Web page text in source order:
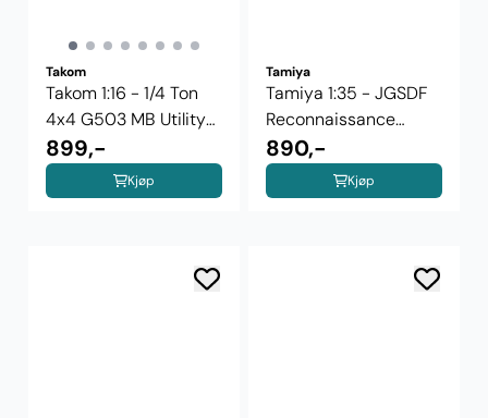
Takom
Takom 1:16 - 1/4 Ton
4x4 G503 MB Utility
Truck ...
899,-
Kjøp
Tamiya
Tamiya 1:35 - JGSDF
Reconnaissance
Motorcycle & ...
890,-
Kjøp